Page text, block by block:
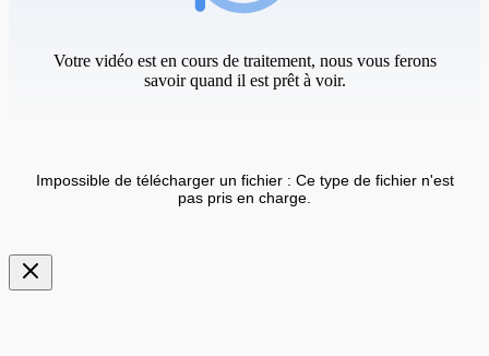
Votre vidéo est en cours de traitement, nous vous ferons
savoir quand il est prêt à voir.
Impossible de télécharger un fichier : Ce type de fichier n'est
pas pris en charge.